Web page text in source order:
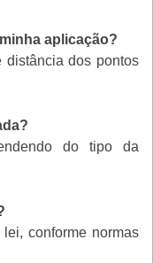
aplicação?
distância dos pontos
do tipo da
conforme normas